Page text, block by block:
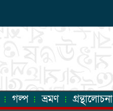
গল্প ভ্রমণ গ্রন্থালোচনা